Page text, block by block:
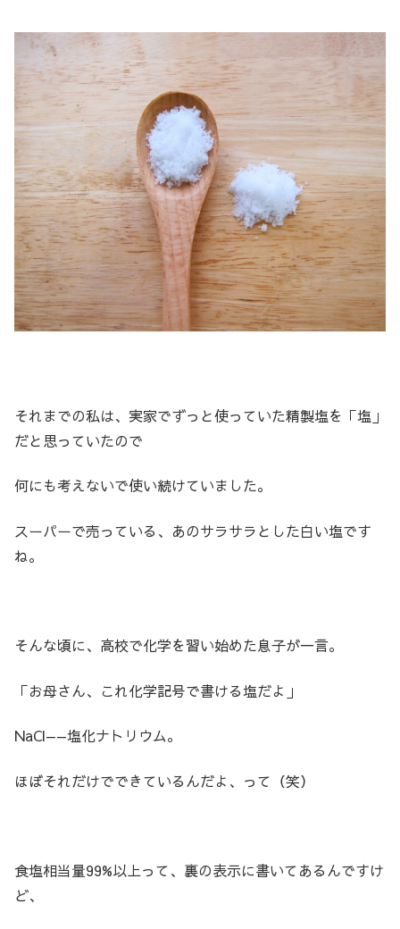
それまでの私は、実家でずっと使っていた精製塩を「塩」
だと思っていたので
何にも考えないで使い続けていました。
スーパーで売っている、あのサラサラとした白い塩です
ね。
そんな頃に、高校で化学を習い始めた息子が一言。
「お母さん、これ化学記号で書ける塩だよ」
NaCl——塩化ナトリウム。
ほぼそれだけでできているんだよ、って（笑）
食塩相当量99%以上って、裏の表示に書いてあるんですけ
ど、